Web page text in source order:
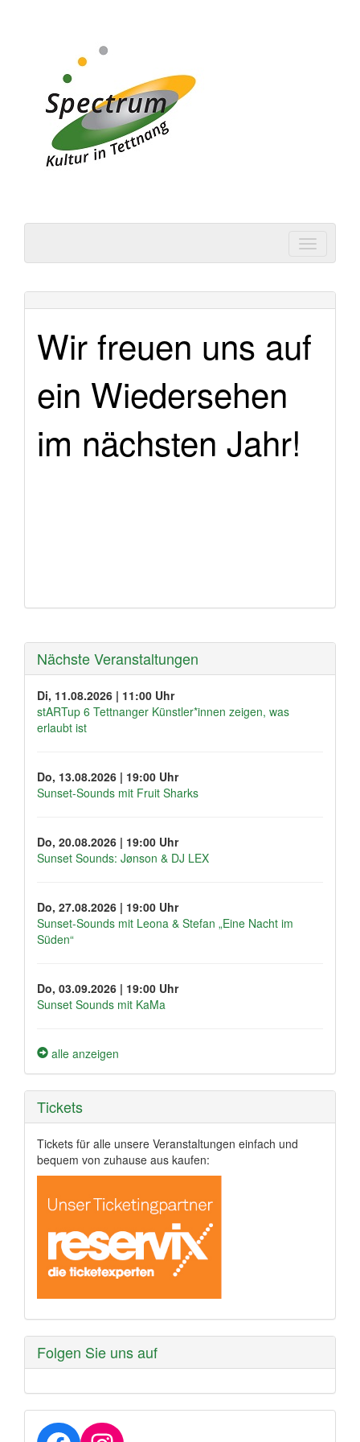
Tettnang
Wir freuen uns auf
ein Wiedersehen
im nächsten Jahr!
Nächste Veranstaltungen
Di, 11.08.2026 | 11:00 Uhr
stARTup 6 Tettnanger Künstler*innen zeigen, was
erlaubt ist
Do, 13.08.2026 | 19:00 Uhr
Sunset-Sounds mit Fruit Sharks
Do, 20.08.2026 | 19:00 Uhr
Sunset Sounds: Jønson & DJ LEX
Do, 27.08.2026 | 19:00 Uhr
Sunset-Sounds mit Leona & Stefan „Eine Nacht im
Süden“
Do, 03.09.2026 | 19:00 Uhr
Sunset Sounds mit KaMa
alle anzeigen
Tickets
Tickets für alle unsere Veranstaltungen einfach und
bequem von zuhause aus kaufen:
Folgen Sie uns auf